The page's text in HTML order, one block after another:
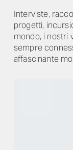
Interviste,
progetti,
mondo, i nostri
sempre
affascinante